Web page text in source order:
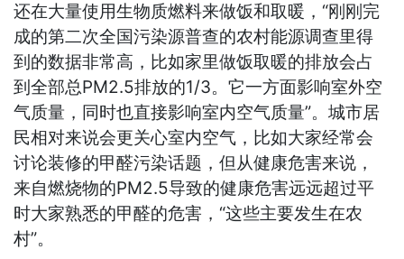
还在大量使用生物质燃料来做饭和取暖，“刚刚完
成的第二次全国污染源普查的农村能源调查里得
到的数据非常高，比如家里做饭取暖的排放会占
到全部总PM2.5排放的1/3。它一方面影响室外空
气质量，同时也直接影响室内空气质量”。城市居
民相对来说会更关心室内空气，比如大家经常会
讨论装修的甲醛污染话题，但从健康危害来说，
来自燃烧物的PM2.5导致的健康危害远远超过平
时大家熟悉的甲醛的危害，“这些主要发生在农
村”。